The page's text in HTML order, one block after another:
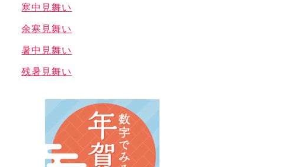
寒中見舞い
余寒見舞い
暑中見舞い
残暑見舞い